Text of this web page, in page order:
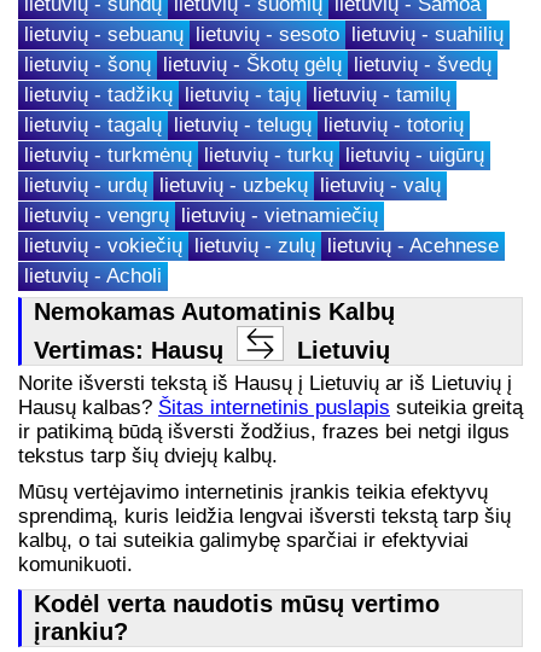
lietuvių - sebuanų lietuvių - sesoto lietuvių - suahilių
lietuvių - šonų lietuvių - Škotų gėlų lietuvių - švedų
lietuvių - tadžikų lietuvių - tajų lietuvių - tamilų
lietuvių - tagalų lietuvių - telugų lietuvių - totorių
lietuvių - turkmėnų lietuvių - turkų lietuvių - uigūrų
lietuvių - urdų lietuvių - uzbekų lietuvių - valų
lietuvių - vengrų lietuvių - vietnamiečių
lietuvių - vokiečių lietuvių - zulų lietuvių - Acehnese
lietuvių - Acholi
Nemokamas Automatinis Kalbų
Vertimas: Hausų
Lietuvių
Norite išversti tekstą iš Hausų į Lietuvių ar iš Lietuvių į
Hausų kalbas? Šitas internetinis puslapis suteikia greitą
ir patikimą būdą išversti žodžius, frazes bei netgi ilgus
tekstus tarp šių dviejų kalbų.
Mūsų vertėjavimo internetinis įrankis teikia efektyvų
sprendimą, kuris leidžia lengvai išversti tekstą tarp šių
kalbų, o tai suteikia galimybę sparčiai ir efektyviai
komunikuoti.
Kodėl verta naudotis mūsų vertimo
įrankiu?